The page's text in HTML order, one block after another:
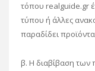
τόπου realguide.gr
τύπου ή άλλες
παραδίδει
β. Η διαβίβαση